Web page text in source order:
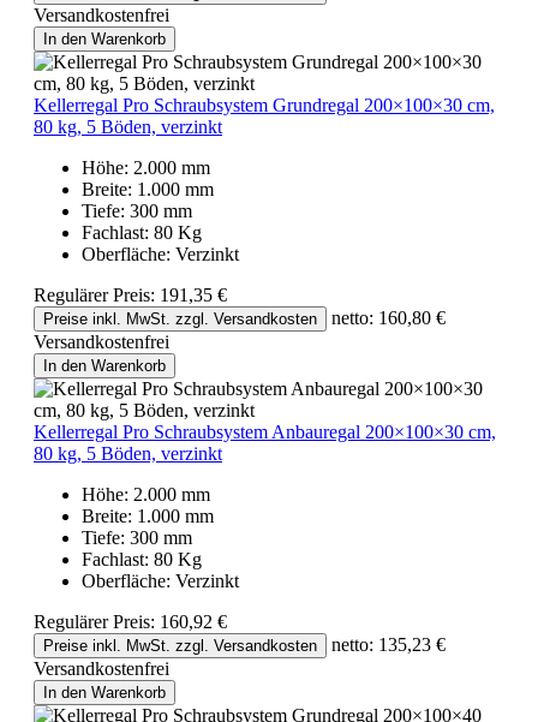
Versandkostenfrei
In den Warenkorb
Kellerregal Pro Schraubsystem Grundregal 200×100×30 cm,
80 kg, 5 Böden, verzinkt
Höhe: 2.000 mm
Breite: 1.000 mm
Tiefe: 300 mm
Fachlast: 80 Kg
Oberfläche: Verzinkt
Regulärer Preis: 191,35 €
Preise inkl. MwSt. zzgl. Versandkosten
netto: 160,80 €
Versandkostenfrei
In den Warenkorb
Kellerregal Pro Schraubsystem Anbauregal 200×100×30 cm,
80 kg, 5 Böden, verzinkt
Höhe: 2.000 mm
Breite: 1.000 mm
Tiefe: 300 mm
Fachlast: 80 Kg
Oberfläche: Verzinkt
Regulärer Preis: 160,92 €
Preise inkl. MwSt. zzgl. Versandkosten
netto: 135,23 €
Versandkostenfrei
In den Warenkorb